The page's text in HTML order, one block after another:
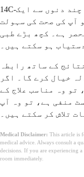
14C-یوریا ٹیسٹ کے نتائج عام طور پر چند دنوں سے ایک
آپ کی صحت کی سہولت
ہے۔ کچھ بڑے طبی
ہو سکتے ہیں۔
کے ساتھ رابطہ
خیال کرے گا۔ اگر
تو وہ مناسب علاج کے
منفی ہے، تو وہ آپ
تلاش کر سکتے ہیں۔
Medical Disclaimer: This article is
medical advice. Always consult a
decisions. If you are experiencing
room immediately.